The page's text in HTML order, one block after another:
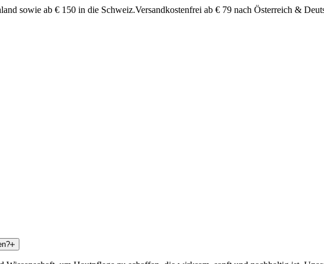
sowie ab € 150 in die Schweiz.Versandkostenfrei ab € 79 nach Österreich &